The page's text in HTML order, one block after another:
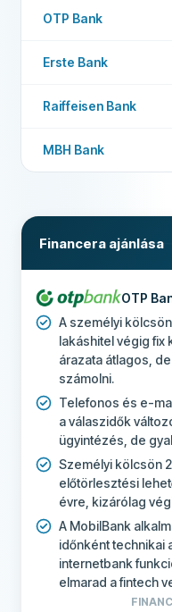
P2P hitelező
Lehetséges induló
TOVÁBBI MEZŐK
OTP Bank
Erste Bank
Raiffeisen Bank
MBH Bank
Financera ajánlása
OTP
A személyi
lakáshitel végig fix
árazata átlagos,
számolni.
Telefonos és e-
a válaszidők
ügyintézés, de
Személyi kölcsön
előtörlesztési
évre, kizárólag
A MobilBank
időnként technikai
internetbank
elmarad a fintech